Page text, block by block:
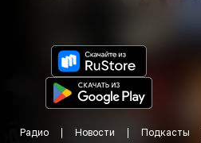
Радио Новости Подкасты